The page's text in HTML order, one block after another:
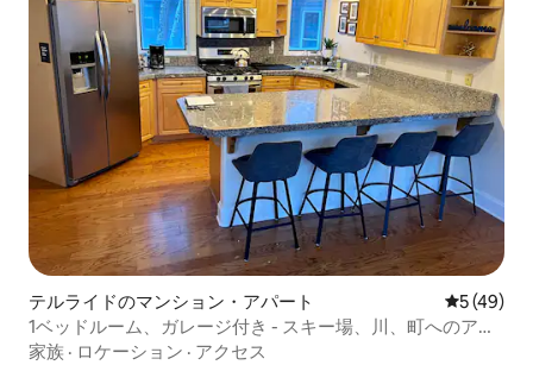
テルライドのマンション・アパート レビュー
5 (49)
1ベッドルーム、ガレージ付き - スキー場、川、町へのアク
セスが便利
家族 · ロケーション · アクセス